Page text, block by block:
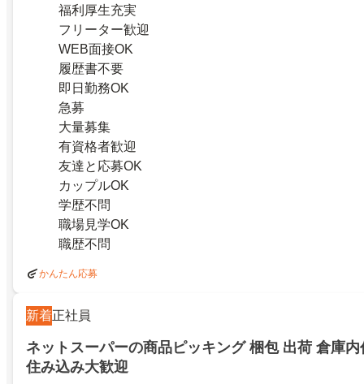
福利厚生充実
フリーター歓迎
WEB面接OK
履歴書不要
即日勤務OK
急募
大量募集
有資格者歓迎
友達と応募OK
カップルOK
学歴不問
職場見学OK
職歴不問
かんたん応募
新着正社員
ネットスーパーの商品ピッキング 梱包 出荷 倉庫
住み込み大歓迎